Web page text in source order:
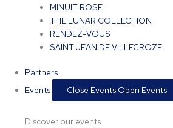
MINUIT ROSE
THE LUNAR COLLECTION
RENDEZ-VOUS
SAINT JEAN DE VILLECROZE
Partners
Events
Close Events Open Events
Discover our events